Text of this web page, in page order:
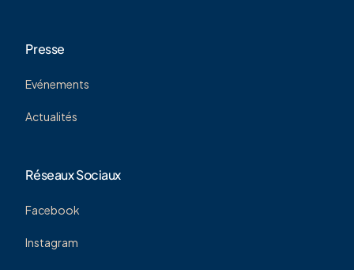
Presse
Evénements
Actualités
Réseaux Sociaux
Facebook
Instagram